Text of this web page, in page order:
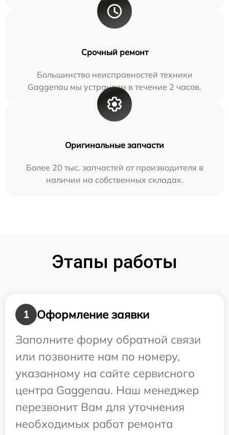
Срочный ремонт
Большинство неисправностей техники
Gaggenau мы устраняем в течение 2 часов.
Оригинальные запчасти
Более 20 тыс. запчастей от производителя в
наличии на собственных складах.
Этапы работы
1
Оформление заявки
Заполните форму обратной связи
или позвоните нам по номеру,
указанному на сайте сервисного
центра Gaggenau. Наш менеджер
перезвонит Вам для уточнения
необходимых работ ремонта